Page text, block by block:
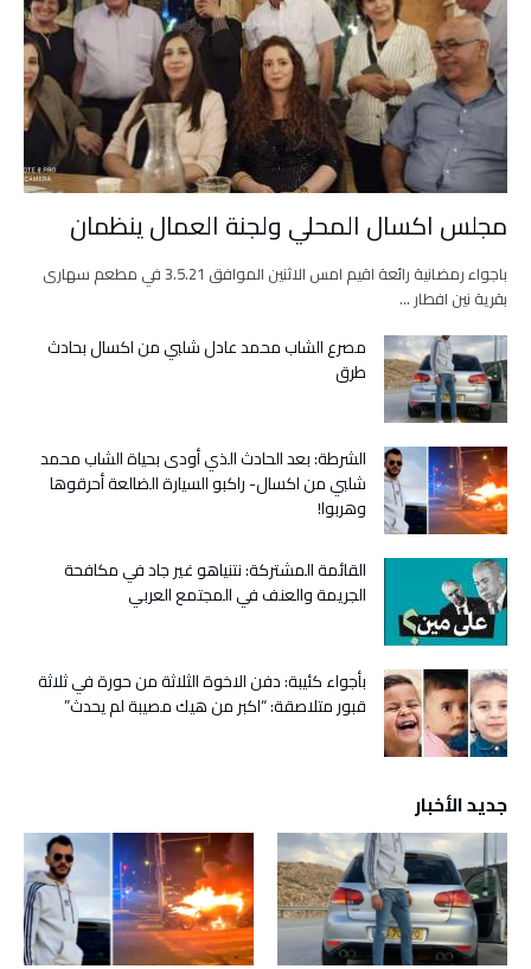
مجلس اكسال المحلي ولجنة العمال ينظمان
باجواء رمضانية رائعة اقيم امس الاثنين الموافق 3.5.21 في مطعم سهارى
بقرية نين افطار …
مصرع الشاب محمد عادل شلبي من اكسال بحادث
طرق
الشرطة: بعد الحادث الذي أودى بحياة الشاب محمد
شلبي من اكسال- راكبو السيارة الضالعة أحرقوها
وهربوا!
القائمة المشتركة: نتنياهو غير جاد في مكافحة
الجريمة والعنف في المجتمع العربي
بأجواء كئيبة: دفن الاخوة الثلاثة من حورة في ثلاثة
قبور متلاصقة: “اكبر من هيك مصيبة لم يحدث”
جديد الأخبار